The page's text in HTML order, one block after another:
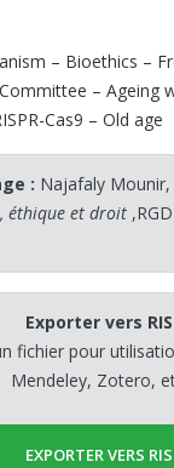
– Bioethics –
– Ageing
Cas9 – Old age
: Najafaly Mounir,
éthique et droit
Exporter vers RIS
fichier pour
Mendeley, Zotero,
EXPORTER VERS RIS